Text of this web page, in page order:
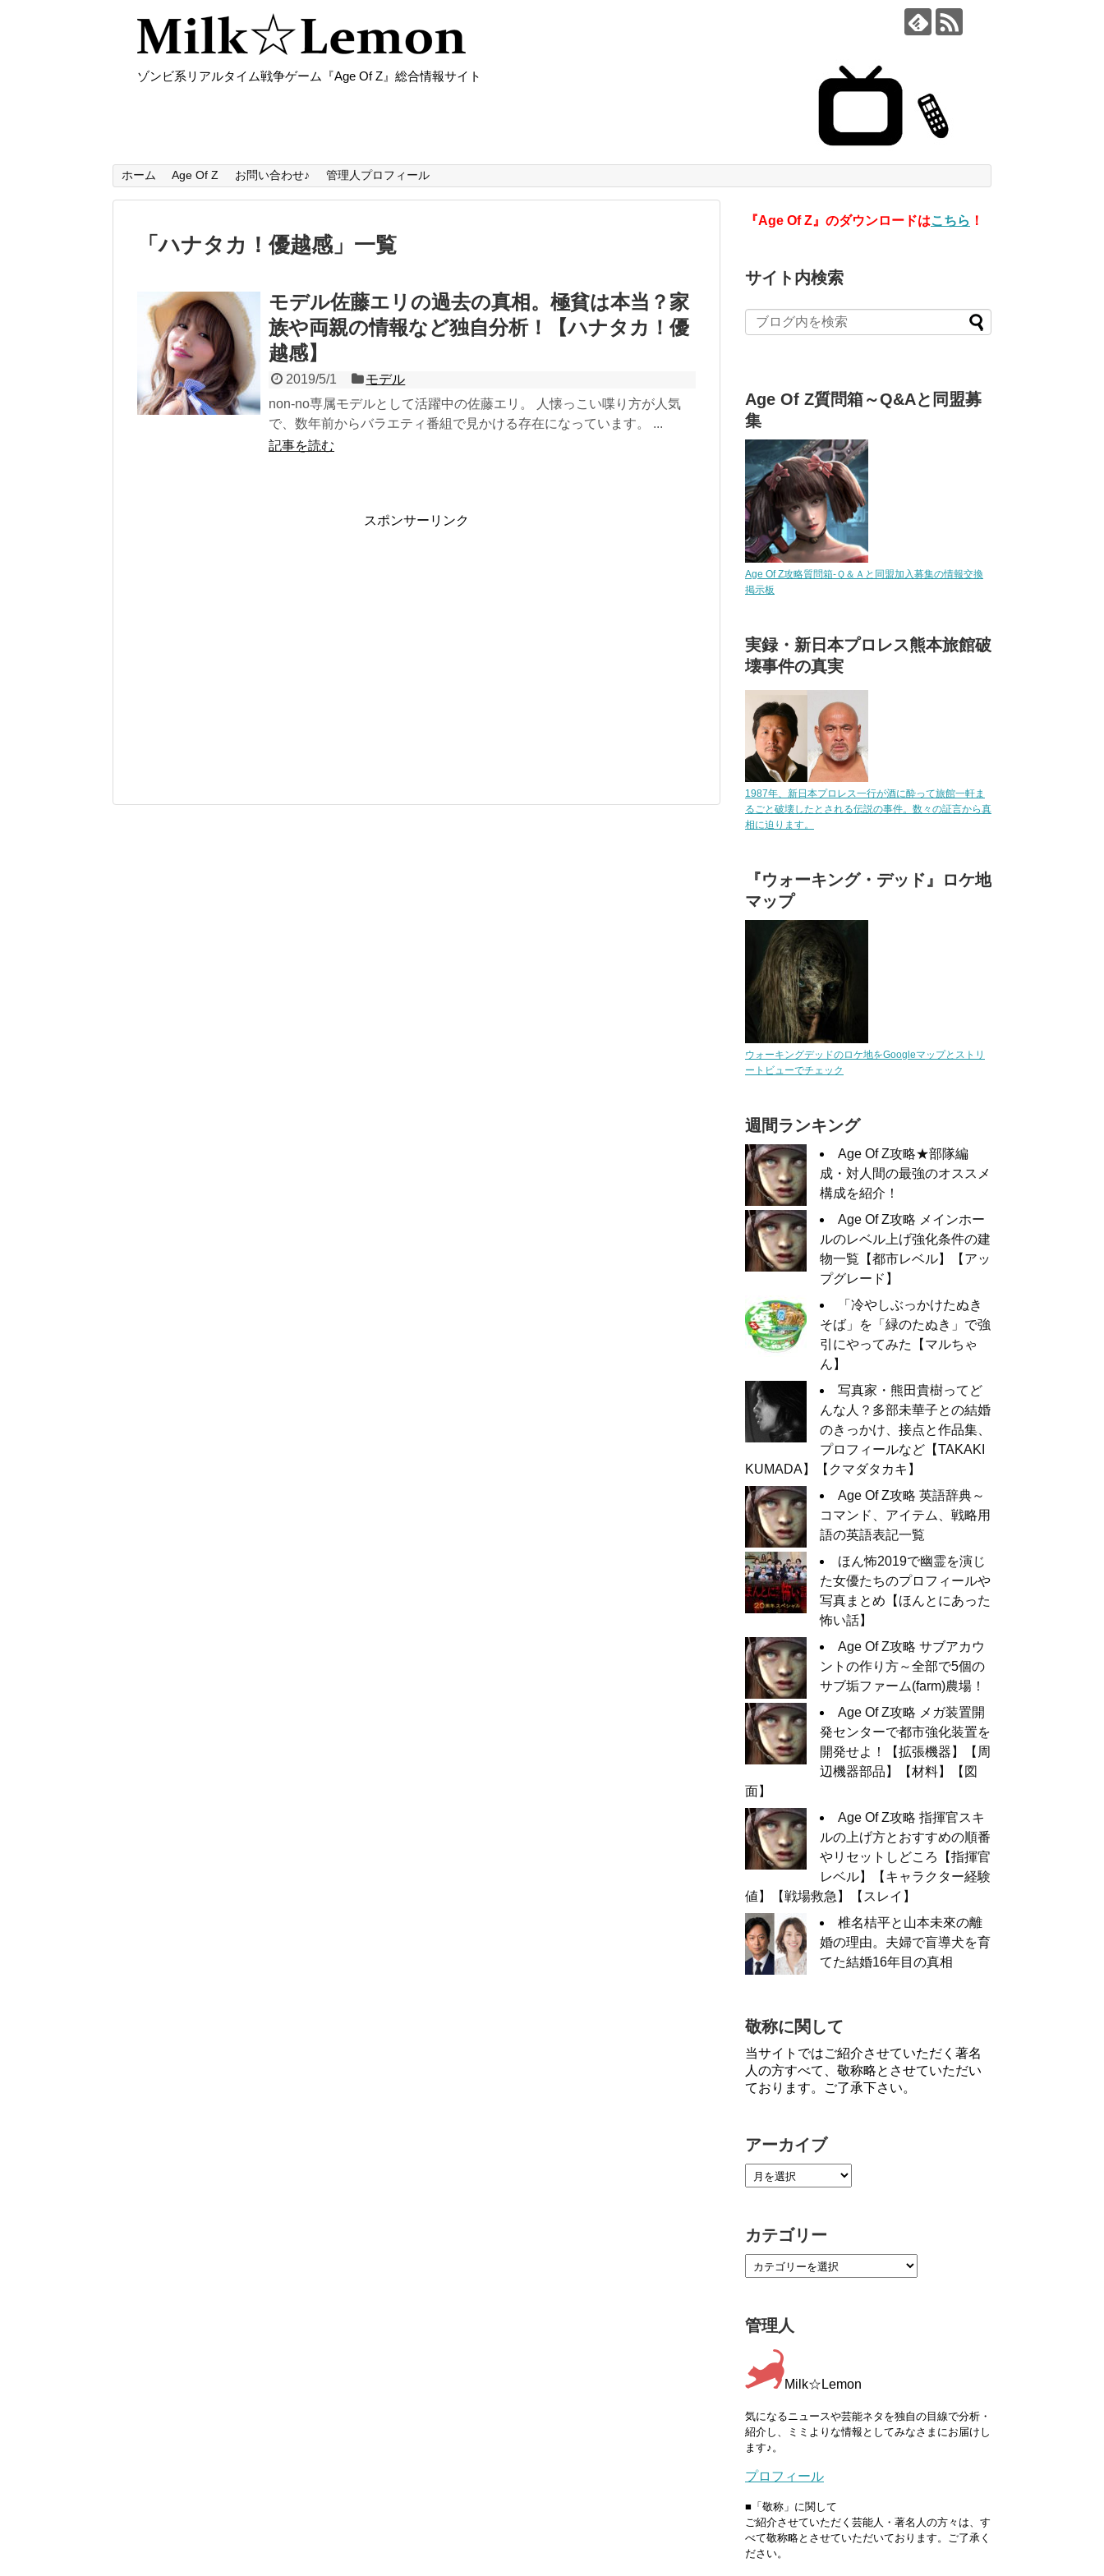
ゾンビ系リアルタイム戦争ゲーム『Age Of Z』総合情報サイト
ホーム Age Of Z お問い合わせ♪ 管理人プロフィール
「ハナタカ！優越感 」 一覧
モデル佐藤エリの過去の真相。極貧は本当？家
族や両親の情報など独自分析！【ハナタカ！優
越感】
2019/5/1
モデル
non-no専属モデルとして活躍中の佐藤エリ。 人懐っこい喋り方が人気
で、数年前からバラエティ番組で見かける存在になっています。 ...
記事を読む
スポンサーリンク
『Age Of Z』のダウンロードはこちら ！
サイト内検索
Age Of Z質問箱～Q&Aと同盟募
集
Age Of Z攻略質問箱-Ｑ＆Ａと同盟加入募集の情報交換
掲示板
実録・新日本プロレス熊本旅館破
壊事件の真実
1987年、新日本プロレス一行が酒に酔って旅館一軒ま
るごと破壊したとされる伝説の事件。数々の証言から真
相に迫ります。
『ウォーキング・デッド』ロケ地
マップ
ウォーキングデッドのロケ地をGoogleマップとストリ
ートビューでチェック
週間ランキング
Age Of Z攻略★部隊編
成・対人間の最強のオススメ
構成を紹介！
Age Of Z攻略 メインホー
ルのレベル上げ強化条件の建
物一覧【都市レベル】【アッ
プグレード】
「冷やしぶっかけたぬき
そば」を「緑のたぬき」で強
引にやってみた【マルちゃ
ん】
写真家・熊田貴樹ってど
んな人？多部未華子との結婚
のきっかけ、接点と作品集、
プロフィールなど【TAKAKI
KUMADA】【クマダタカキ】
Age Of Z攻略 英語辞典～
コマンド、アイテム、戦略用
語の英語表記一覧
ほん怖2019で幽霊を演じ
た女優たちのプロフィールや
写真まとめ【ほんとにあった
怖い話】
Age Of Z攻略 サブアカウ
ントの作り方～全部で5個の
サブ垢ファーム(farm)農場！
Age Of Z攻略 メガ装置開
発センターで都市強化装置を
開発せよ！【拡張機器】【周
辺機器部品】【材料】【図
面】
Age Of Z攻略 指揮官スキ
ルの上げ方とおすすめの順番
やリセットしどころ【指揮官
レベル】【キャラクター経験
値】【戦場救急】【スレイ】
椎名桔平と山本未來の離
婚の理由。夫婦で盲導犬を育
てた結婚16年目の真相
敬称に関して
当サイトではご紹介させていただく著名
人の方すべて、敬称略とさせていただい
ております。ご了承下さい。
アーカイブ
カテゴリー
管理人
Milk☆Lemon
気になるニュースや芸能ネタを独自の目線で分析・
紹介し、ミミよりな情報としてみなさまにお届けし
ます♪。
プロフィール
■「敬称」に関して
ご紹介させていただく芸能人・著名人の方々は、す
べて敬称略とさせていただいております。ご了承く
ださい。